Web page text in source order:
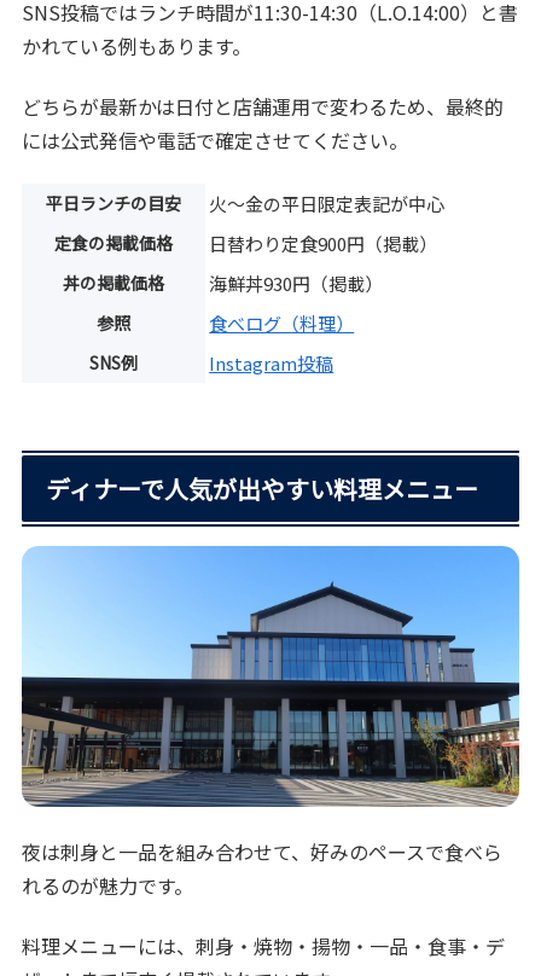
SNS投稿ではランチ時間が11:30-14:30（L.O.14:00）と書
かれている例もあります。
どちらが最新かは日付と店舗運用で変わるため、最終的
には公式発信や電話で確定させてください。
平日ランチの目安 火〜金の平日限定表記が中心
定食の掲載価格 日替わり定食900円（掲載）
丼の掲載価格 海鮮丼930円（掲載）
参照 食べログ（料理）
SNS例 Instagram投稿
ディナーで人気が出やすい料理メニュー
夜は刺身と一品を組み合わせて、好みのペースで食べら
れるのが魅力です。
料理メニューには、刺身・焼物・揚物・一品・食事・デ